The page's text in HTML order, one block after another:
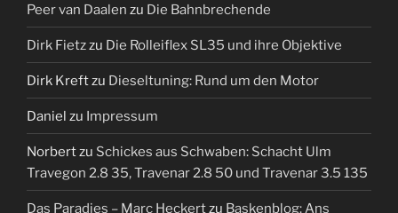
Peer van Daalen zu Die Bahnbrechende
Dirk Fietzzu Die Rolleiflex SL35 und ihre Objektive
Dirk Kreftzu Dieseltuning: Rund um den Motor
Daniel zu Impressum
Norbertzu Schickes aus Schwaben: Schacht Ulm
Travegon 2.8 35, Travenar 2.8 50 und Travenar 3.5 135
Das Paradies – Marc Heckertzu Baskenblog: Ans